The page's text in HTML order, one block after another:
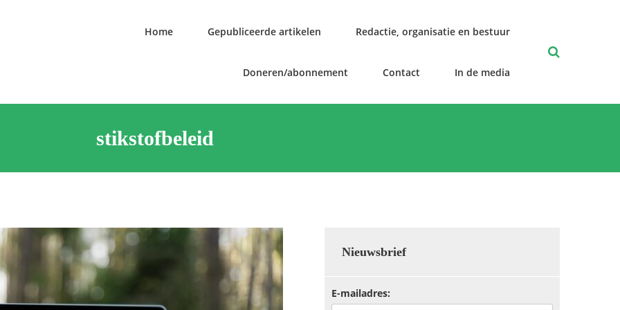
Home Gepubliceerde artikelen Redactie, organisatie en bestuur
Doneren/abonnement Contact In de media
stikstofbeleid
Nieuwsbrief
E-mailadres: